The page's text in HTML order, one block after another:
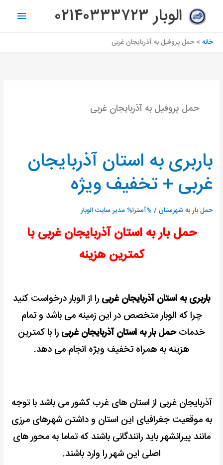
محتوا
الوبار ۰۲۱۴۰۳۳۳۷۲۳
اصلی
خانه حمل پروفیل به آذربایجان غربی
حمل پروفیل به آذربایجان غربی
باربری به استان آذربایجان
غربی + تخفیف ویژه
حمل بار به شهرستان/ %آسترا% مدیر سایت الوبار
حمل بار به استان آذربایجان غربی با
کمترین هزینه
باربری به استان آذربایجان غربی را از الوبار درخواست کنید
چرا که الوبار متخصص در این زمینه می باشد و تمام
خدماتحمل بار به استان آذربایجان غربی را با کمترین
هزینه به همراه تخفیف ویژه انجام می دهد.
آذربایجان غربی از استان های غرب کشور می باشد با توجه
به موقعیت جغرافیای این استان و داشتن شهرهای مرزی
مانند پیرانشهر باید رانندگانی باشند که تماما به محور های
اصلی این شهر را وارد باشند.
باربری
به
استان
آذربایجان
غربی
تخفیف